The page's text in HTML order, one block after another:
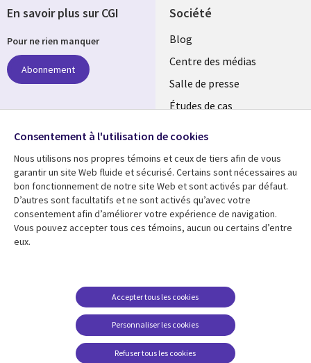
Société
Useful
links
LUXEMBOURG
Blog
Centre des médias
Salle de presse
Études de cas
Ressources
Library
SECTIONS
Articles
Études de cas
Support
FR
Confidentialité
Accessibilité
Données personnelles
Centre de gestion des
En savoir plus sur CGI
Pour ne rien manquer
Abonnement
Suivez-nous
Social
Media
LUXEMBOURG
Consentement à l'utilisation de cookies
Nous utilisons nos propres témoins et ceux de tiers afin de vous
garantir un site Web fluide et sécurisé. Certains sont nécessaires au
bon fonctionnement de notre site Web et sont activés par défaut.
D’autres sont facultatifs et ne sont activés qu’avec votre
consentement afin d’améliorer votre expérience de navigation.
Vous pouvez accepter tous ces témoins, aucun ou certains d’entre
eux.
Personnaliser les cookies
Accepter tous les cookies
Refuser tous les cookies